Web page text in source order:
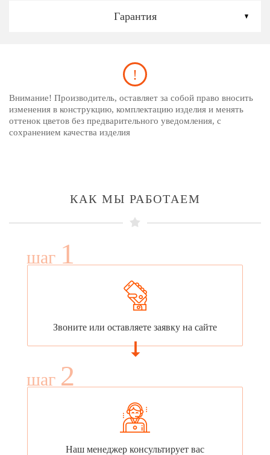
Гарантия
Внимание! Производитель, оставляет за собой право вносить
изменения в конструкцию, комплектацию изделия и менять
оттенок цветов без предварительного уведомления, с
сохранением качества изделия
КАК МЫ РАБОТАЕМ
шаг 1
Звоните или оставляете заявку на сайте
шаг 2
Наш менеджер консультирует вас